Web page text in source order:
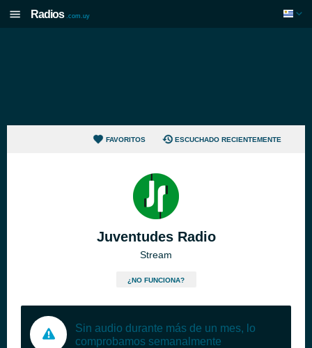
Radios .com.uy
FAVORITOS ESCUCHADO RECIENTEMENTE
Juventudes Radio
Stream
¿NO FUNCIONA?
Sin audio durante más de un mes, lo
comprobamos semanalmente